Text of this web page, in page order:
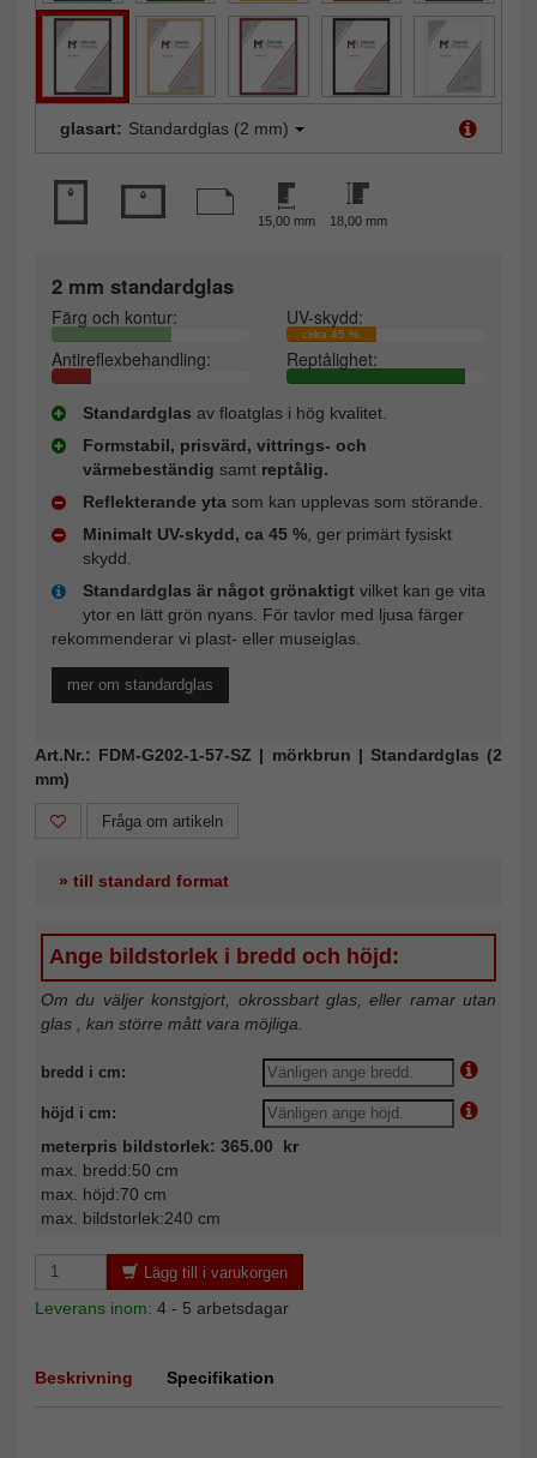
glasart: Standardglas (2 mm)
15,00 mm 18,00 mm
2 mm standardglas
Färg och kontur: UV-skydd:
cirka 45 %
Antireflexbehandling: Reptålighet:
Standardglas av floatglas i hög kvalitet.
Formstabil, prisvärd, vittrings- och
värmebeständig samt reptålig.
Reflekterande yta som kan upplevas som störande.
Minimalt UV-skydd, ca 45 % , ger primärt fysiskt
skydd.
Standardglas är något grönaktigt vilket kan ge vita
ytor en lätt grön nyans. För tavlor med ljusa färger
rekommenderar vi plast- eller museiglas.
mer om standardglas
Art.Nr.: FDM-G202-1-57-SZ | mörkbrun | Standardglas (2
mm)
Fråga om artikeln
» till standard format
Ange bildstorlek i bredd och höjd:
Om du väljer konstgjort, okrossbart glas, eller ramar utan
glas , kan större mått vara möjliga.
bredd i cm:
höjd i cm:
meterpris bildstorlek: 365.00 kr
max. bredd:50 cm
max. höjd:70 cm
max. bildstorlek:240 cm
Lägg till i varukorgen
Leverans inom: 4 - 5 arbetsdagar
Beskrivning Specifikation